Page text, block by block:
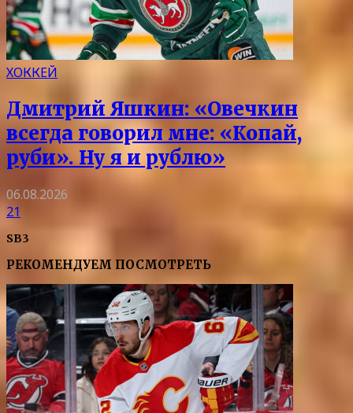
ХОККЕЙ
Дмитрий Яшкин: «Овечкин
всегда говорил мне: «Копай,
руби». Ну я и рублю»
06.08.2026
21
SB3
РЕКОМЕНДУЕМ ПОСМОТРЕТЬ